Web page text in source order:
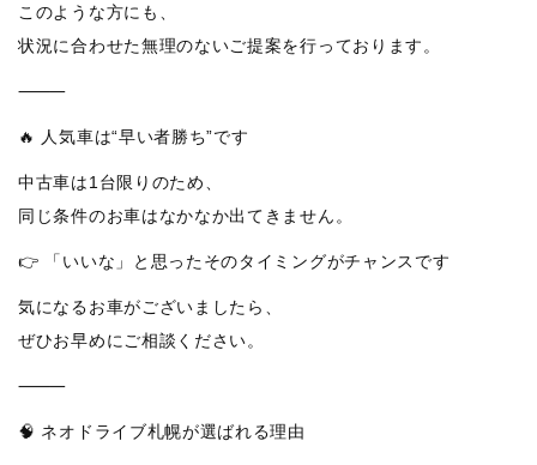
このような方にも、
状況に合わせた無理のないご提案を行っております。
⸻
🔥 人気車は“早い者勝ち”です
中古車は1台限りのため、
同じ条件のお車はなかなか出てきません。
👉 「いいな」と思ったそのタイミングがチャンスです
気になるお車がございましたら、
ぜひお早めにご相談ください。
⸻
🧠 ネオドライブ札幌が選ばれる理由